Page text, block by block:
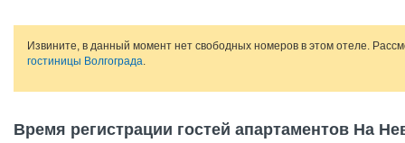
Извините, в данный момент нет свободных номеров в этом отеле.
гостиницы Волгограда.
Время регистрации гостей апартаментов На